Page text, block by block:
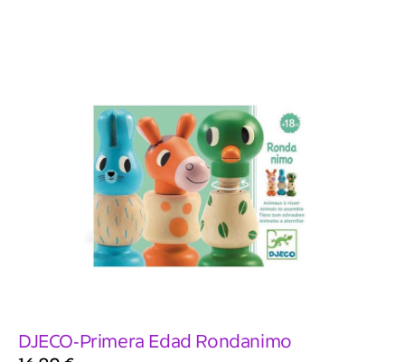
DJECO-Primera Edad Rondanimo